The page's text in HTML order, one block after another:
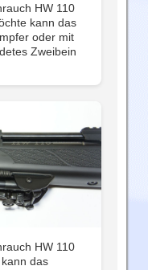
HW 110
kann das
oder mit
Zweibein
HW 110
das